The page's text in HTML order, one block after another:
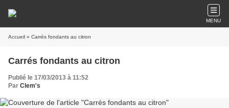
MENU
Accueil » Carrés fondants au citron
Carrés fondants au citron
Publié le 17/03/2013 à 11:52
Par Clem's